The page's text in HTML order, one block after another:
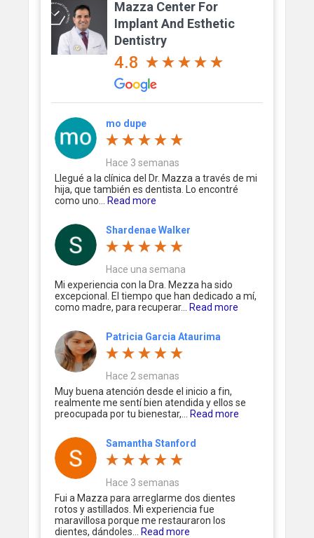
Mazza Center For
Implant And Esthetic
Dentistry
4.8
mo dupe
Hace 3 semanas
Llegué a la clínica del Dr. Mazza a través de mi
hija, que también es dentista. Lo encontré
como uno...
Read more
Shardenae Walker
Hace una semana
Mi experiencia con la Dra. Mezza ha sido
excepcional. El tiempo que han dedicado a mí,
como madre, para recuperar...
Read more
Patricia Garcia Ataurima
Hace 2 semanas
Muy buena atención desde el inicio a fin,
realmente me sentí bien atendida y ellos se
preocupada por tu bienestar,...
Read more
Samantha Stanford
Hace 3 semanas
Fui a Mazza para arreglarme dos dientes
rotos y astillados. Mi experiencia fue
maravillosa porque me restauraron los
dientes, dándoles...
Read more